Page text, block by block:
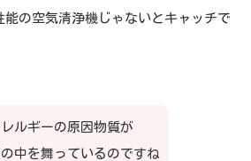
の空気清浄機じゃないとキャッチで
ルギーの原因物質が
中を舞っているのですね